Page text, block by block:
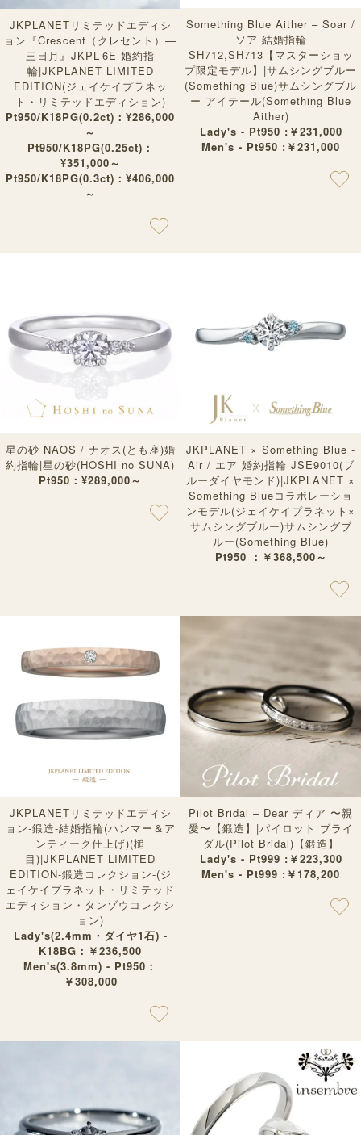
JKPLANETリミテッドエディシ
ョン『Crescent（クレセント）—
三日月』JKPL-6E 婚約指
輪|JKPLANET LIMITED
EDITION(ジェイケイプラネッ
ト・リミテッドエディション)
Pt950/K18PG(0.2ct)：¥286,000
～
Pt950/K18PG(0.25ct)：
¥351,000～
Pt950/K18PG(0.3ct)：¥406,000
～
Something Blue Aither – Soar /
ソア 結婚指輪
SH712,SH713【マスターショッ
プ限定モデル】|サムシングブルー
(Something Blue)サムシングブル
ー アイテール(Something Blue
Aither)
Lady's - Pt950 :￥231,000
Men's - Pt950 :￥231,000
星の砂 NAOS / ナオス(とも座)婚
約指輪|星の砂(HOSHI no SUNA)
Pt950：¥289,000～
JKPLANET × Something Blue -
Air / エア 婚約指輪 JSE9010(ブ
ルーダイヤモンド)|JKPLANET ×
Something Blueコラボレーショ
ンモデル(ジェイケイプラネット×
サムシングブルー)サムシングブ
ルー(Something Blue)
Pt950 ：￥368,500～
JKPLANETリミテッドエディシ
ョン-鍛造-結婚指輪(ハンマー＆ア
ンティーク仕上げ)(槌
目)|JKPLANET LIMITED
EDITION-鍛造コレクション-(ジ
ェイケイプラネット・リミテッド
エディション・タンゾウコレクシ
ョン)
Lady's(2.4mm・ダイヤ1石) -
K18BG：￥236,500
Men's(3.8mm) - Pt950：
￥308,000
Pilot Bridal – Dear ディア 〜親
愛〜【鍛造】|パイロット ブライ
ダル(Pilot Bridal)【鍛造】
Lady's - Pt999 :￥223,300
Men's - Pt999 :￥178,200